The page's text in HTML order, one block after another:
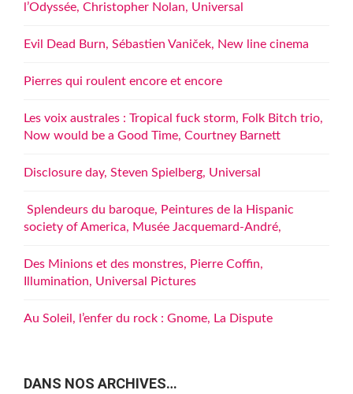
l’Odyssée, Christopher Nolan, Universal
Evil Dead Burn, Sébastien Vaniček, New line cinema
Pierres qui roulent encore et encore
Les voix australes : Tropical fuck storm, Folk Bitch trio,
Now would be a Good Time, Courtney Barnett
Disclosure day, Steven Spielberg, Universal
Splendeurs du baroque, Peintures de la Hispanic
society of America, Musée Jacquemard-André,
Des Minions et des monstres, Pierre Coffin,
Illumination, Universal Pictures
Au Soleil, l’enfer du rock : Gnome, La Dispute
DANS NOS ARCHIVES…